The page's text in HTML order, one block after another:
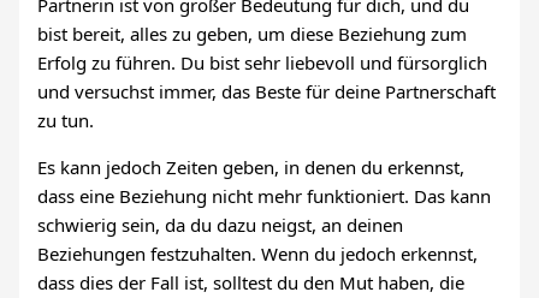
Partnerin ist von großer Bedeutung für dich, und du
bist bereit, alles zu geben, um diese Beziehung zum
Erfolg zu führen. Du bist sehr liebevoll und fürsorglich
und versuchst immer, das Beste für deine Partnerschaft
zu tun.
Es kann jedoch Zeiten geben, in denen du erkennst,
dass eine Beziehung nicht mehr funktioniert. Das kann
schwierig sein, da du dazu neigst, an deinen
Beziehungen festzuhalten. Wenn du jedoch erkennst,
dass dies der Fall ist, solltest du den Mut haben, die